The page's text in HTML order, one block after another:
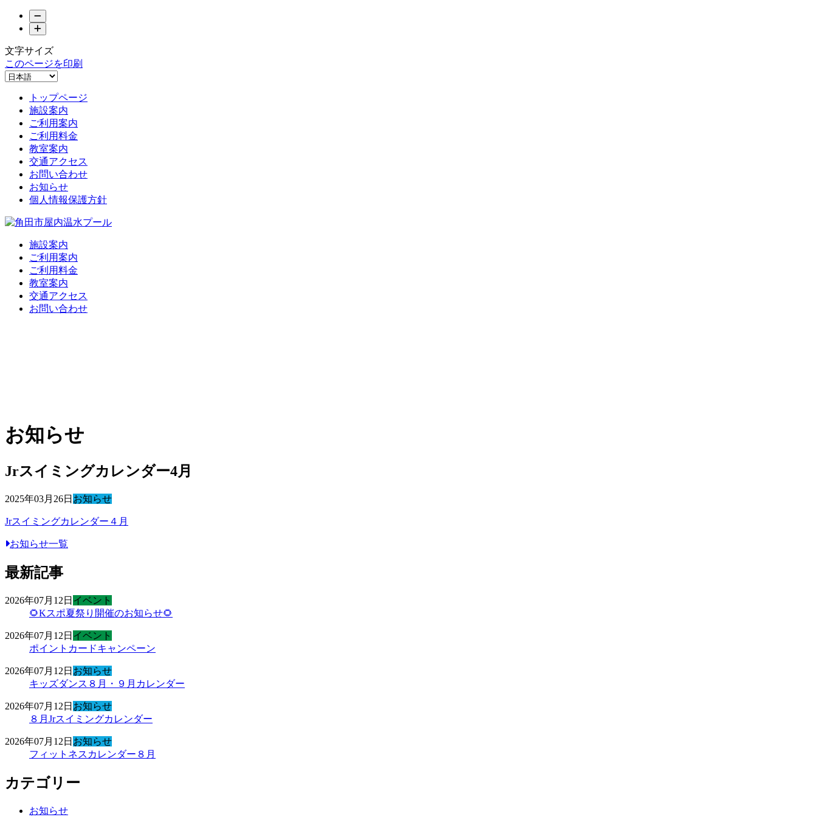
文字サイズ
このページを印刷
トップページ
施設案内
ご利用案内
ご利用料金
教室案内
交通アクセス
お問い合わせ
お知らせ
個人情報保護方針
施設案内
ご利用案内
ご利用料金
教室案内
交通アクセス
お問い合わせ
お知らせ
Jrスイミングカレンダー4月
2025年03月26日 お知らせ
Jrスイミングカレンダー４月
お知らせ一覧
最新記事
2026年07月12日 イベント
🌻Kスポ夏祭り開催のお知らせ🌻
2026年07月12日 イベント
ポイントカードキャンペーン
2026年07月12日 お知らせ
キッズダンス８月・９月カレンダー
2026年07月12日 お知らせ
８月Jrスイミングカレンダー
2026年07月12日 お知らせ
フィットネスカレンダー８月
カテゴリー
お知らせ